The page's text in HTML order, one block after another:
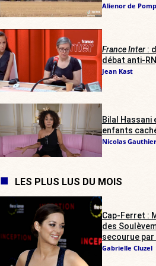
Alienor de
France Inter:
débat anti-
Jean Kast
Bilal Hassani
enfants
Nicolas Gauthier
LES PLUS LUS DU MOIS
Cap-Ferret :
des
secourue
Gabrielle Cluzel